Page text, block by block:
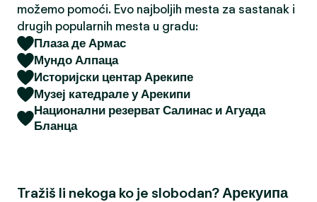
možemo pomoći. Evo najboljih mesta za sastanak i
drugih popularnih mesta u gradu:
Плаза де Армас
Мундо Алпаца
Историјски центар Арекипе
Музеј катедрале у Арекипи
Национални резерват Салинас и Агуада
Бланца
Tražiš li nekoga ko je slobodan? Арекуипа